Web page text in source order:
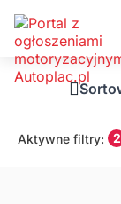
Aktywne filtry: 2